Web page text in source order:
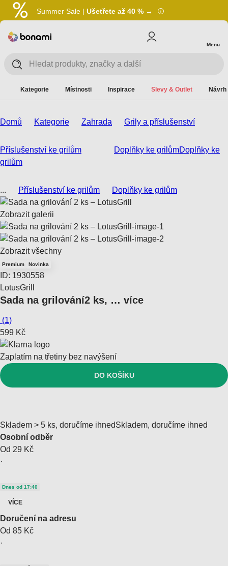
Summer Sale | Ušetřete až 40 % →
Menu
Kategorie Místnosti Inspirace Slevy & Outlet
Domů Kategorie Zahrada Grily a příslušenství
Příslušenství ke grilům Doplňky ke grilůmDoplňky ke
grilům
... Příslušenství ke grilům Doplňky ke grilům
Zobrazit galerii
Zobrazit všechny
Premium Novinka
ID: 1930558
LotusGrill
Sada na grilování2 ks, … více
(1)
599 Kč
Zaplatím na třetiny bez navýšení
DO KOŠÍKU
Skladem > 5 ks, doručíme ihnedSkladem, doručíme ihned
Osobní odběr
Od 29 Kč
·
Dnes od 17:40
VÍCE
Doručení na adresu
Od 85 Kč
·